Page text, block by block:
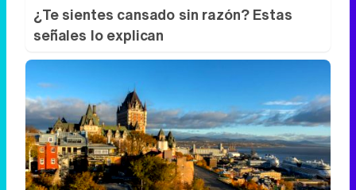
¿Te sientes cansado sin razón? Estas
señales lo explican